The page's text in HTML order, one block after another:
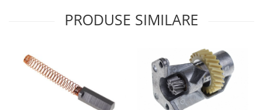
Fiare de calcat si masini de cusut
Ingrijire Locuinta
Fashion
Bijuterii
Ceasuri barbatesti
PRODUSE SIMILARE